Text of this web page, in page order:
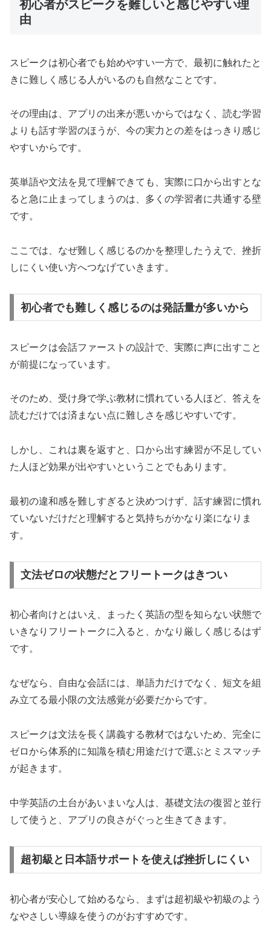
初心者がスピークを難しいと感じやすい理
由
スピークは初心者でも始めやすい一方で、最初に触れたと
きに難しく感じる人がいるのも自然なことです。
その理由は、アプリの出来が悪いからではなく、読む学習
よりも話す学習のほうが、今の実力との差をはっきり感じ
やすいからです。
英単語や文法を見て理解できても、実際に口から出すとな
ると急に止まってしまうのは、多くの学習者に共通する壁
です。
ここでは、なぜ難しく感じるのかを整理したうえで、挫折
しにくい使い方へつなげていきます。
初心者でも難しく感じるのは発話量が多いから
スピークは会話ファーストの設計で、実際に声に出すこと
が前提になっています。
そのため、受け身で学ぶ教材に慣れている人ほど、答えを
読むだけでは済まない点に難しさを感じやすいです。
しかし、これは裏を返すと、口から出す練習が不足してい
た人ほど効果が出やすいということでもあります。
最初の違和感を難しすぎると決めつけず、話す練習に慣れ
ていないだけだと理解すると気持ちがかなり楽になりま
す。
文法ゼロの状態だとフリートークはきつい
初心者向けとはいえ、まったく英語の型を知らない状態で
いきなりフリートークに入ると、かなり厳しく感じるはず
です。
なぜなら、自由な会話には、単語力だけでなく、短文を組
み立てる最小限の文法感覚が必要だからです。
スピークは文法を長く講義する教材ではないため、完全に
ゼロから体系的に知識を積む用途だけで選ぶとミスマッチ
が起きます。
中学英語の土台があいまいな人は、基礎文法の復習と並行
して使うと、アプリの良さがぐっと生きてきます。
超初級と日本語サポートを使えば挫折しにくい
初心者が安心して始めるなら、まずは超初級や初級のよう
なやさしい導線を使うのがおすすめです。